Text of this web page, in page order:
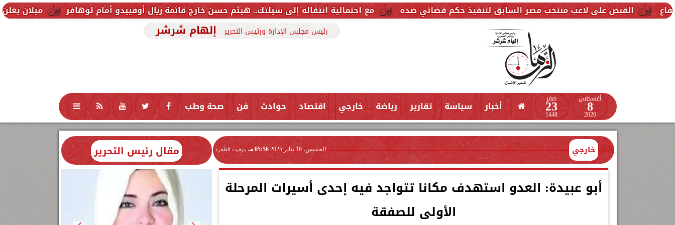
ميلان يعلن فسخ عقد مع احتمالية انتقاله إلى سيلتك.. هيثم حسن خارج قائمة ريال أوفييدو أمام لوهافر على لاعب منتخب مصر السابق لتنفيذ حكم قضائي ضده
رئيس مجلس الإدارة ورئيس التحرير إلهام شرشر
أغسطس
8
2026
صفر
23
1448
أخبار سياسة تقارير رياضة خارجي اقتصاد حوادث فن صحة وطب تكنولوجيا منوعات محافظات
خارجي الخميس، 16 يناير 2025 05:56 مـ بتوقيت القاهرة
أبو عبيدة: العدو استهدف مكانا تتواجد فيه إحدى أسيرات المرحلة
الأولى للصفقة
مقال رئيس التحرير